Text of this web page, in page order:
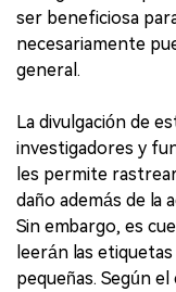
ser beneficiosa
necesariamente
general.
La divulgación de
investigadores y
les permite
daño además de la
Sin embargo, es
leerán las
pequeñas. Según